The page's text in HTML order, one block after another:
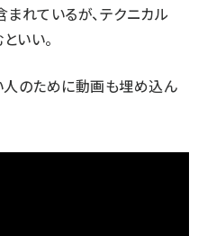
れているが、テクニカル
いい。
のために動画も埋め込ん